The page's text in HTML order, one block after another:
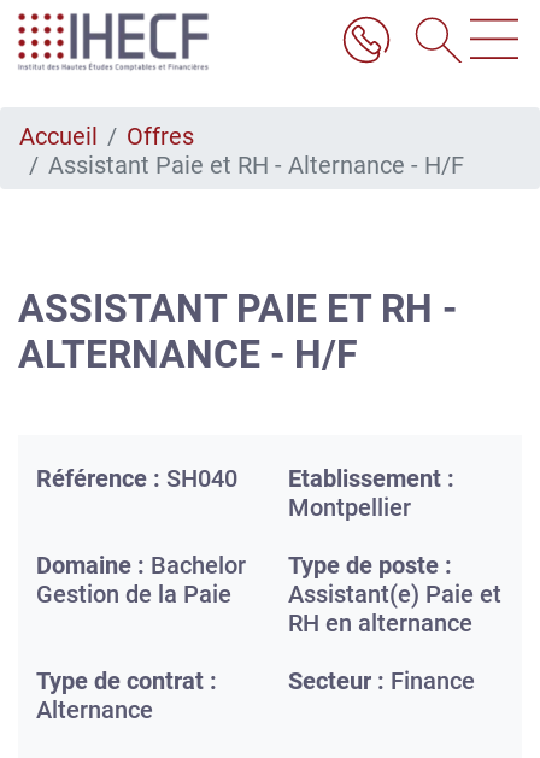
Aller
au
contenu
Accueil
Offres
Assistant Paie et RH - Alternance - H/F
ASSISTANT PAIE ET RH -
ALTERNANCE - H/F
Référence : SH040
Etablissement :
Montpellier
Domaine : Bachelor
Gestion de la Paie
Type de poste :
Assistant(e) Paie et
RH en alternance
Type de contrat :
Alternance
Secteur : Finance